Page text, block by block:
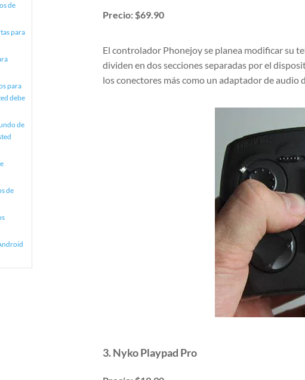
de
para
para
debe
de
de
Precio: $69.90
El controlador Phonejoy se planea modificar su
dividen en dos secciones separadas por el
los conectores más como un adaptador de audio
3. Nyko Playpad Pro